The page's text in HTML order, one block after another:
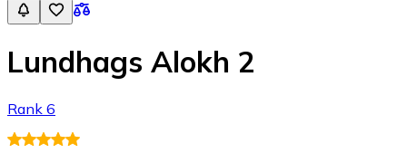
Lundhags Alokh 2
Rank 6